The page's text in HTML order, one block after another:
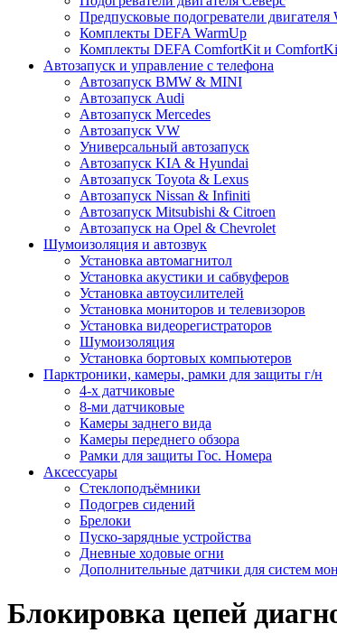
Предпусковые подогреватели двигателя
Комплекты DEFA WarmUp
Комплекты DEFA ComfortKit и
Автозапуск и управление с телефона
Автозапуск BMW & MINI
Автозапуск Audi
Автозапуск Mercedes
Автозапуск VW
Универсальный автозапуск
Автозапуск KIA & Hyundai
Автозапуск Toyota & Lexus
Автозапуск Nissan & Infiniti
Автозапуск Mitsubishi & Citroen
Автозапуск на Opel & Chevrolet
Шумоизоляция и автозвук
Установка автомагнитол
Установка акустики и сабвуферов
Установка автоусилителей
Установка мониторов и телевизоров
Установка видеорегистраторов
Шумоизоляция
Установка бортовых компьютеров
Парктроники, камеры, рамки для защиты г/н
4-х датчиковые
8-ми датчиковые
Камеры заднего вида
Камеры переднего обзора
Рамки для защиты Гос. Номера
Аксессуары
Стеклоподъёмники
Подогрев сидений
Брелоки
Пуско-зарядные устройства
Дневные ходовые огни
Дополнительные датчики для систем
Блокировка цепей